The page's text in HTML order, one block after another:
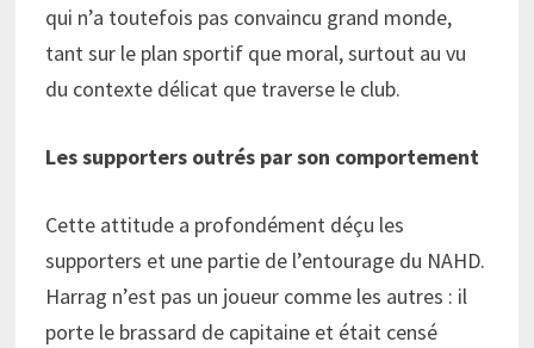
qui n’a toutefois pas convaincu grand monde,
tant sur le plan sportif que moral, surtout au vu
du contexte délicat que traverse le club.
Les supporters outrés par son comportement
Cette attitude a profondément déçu les
supporters et une partie de l’entourage du NAHD.
Harrag n’est pas un joueur comme les autres : il
porte le brassard de capitaine et était censé